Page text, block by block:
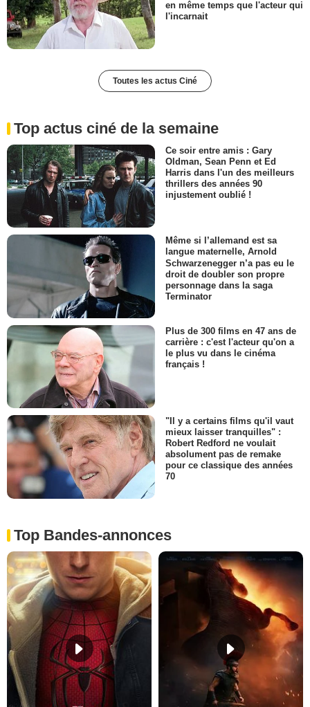
en même temps que l'acteur qui
l'incarnait
Toutes les actus Ciné
Top actus ciné de la semaine
Ce soir entre amis : Gary
Oldman, Sean Penn et Ed
Harris dans l'un des meilleurs
thrillers des années 90
injustement oublié !
Même si l’allemand est sa
langue maternelle, Arnold
Schwarzenegger n’a pas eu le
droit de doubler son propre
personnage dans la saga
Terminator
Plus de 300 films en 47 ans de
carrière : c'est l'acteur qu'on a
le plus vu dans le cinéma
français !
"Il y a certains films qu'il vaut
mieux laisser tranquilles" :
Robert Redford ne voulait
absolument pas de remake
pour ce classique des années
70
Top Bandes-annonces